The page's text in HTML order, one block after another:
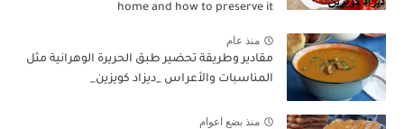
home and how to preserve it
منذ عام
مقادير وطريقة تحضير طبق الحريرة الوهرانية مثل
المناسبات والأعراس _ديزاد كويزين_
منذ بضع اعوام